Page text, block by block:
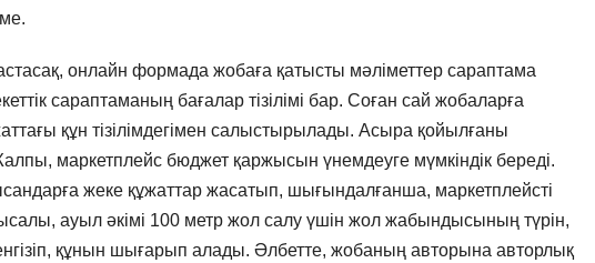
онлайн формада жобаға қатысты мәліметтер сараптама
сараптаманың бағалар тізілімі бар. Соған сай жобаларға
құн тізілімдегімен салыстырылады. Асыра қойылғаны
маркетплейс бюджет қаржысын үнемдеуге мүмкіндік береді.
жеке құжаттар жасатып, шығындалғанша, маркетплейсті
ауыл әкімі 100 метр жол салу үшін жол жабындысының түрін,
құнын шығарып алады. Әлбетте, жобаның авторына авторлық